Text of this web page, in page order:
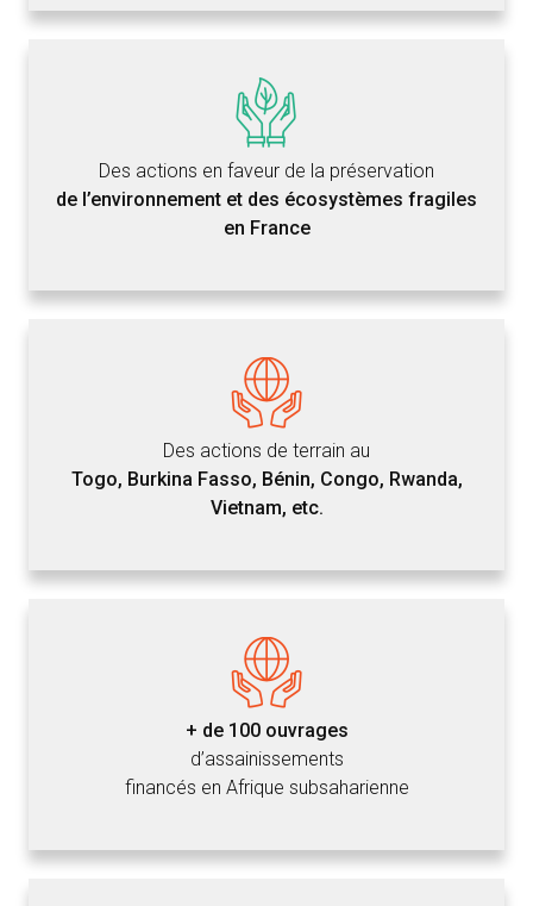
Des actions en faveur de la préservation
de l’environnement et des écosystèmes fragiles
en France
Des actions de terrain au
Togo, Burkina Fasso, Bénin, Congo, Rwanda,
Vietnam, etc.
+ de 100 ouvrages
d’assainissements
financés en Afrique subsaharienne